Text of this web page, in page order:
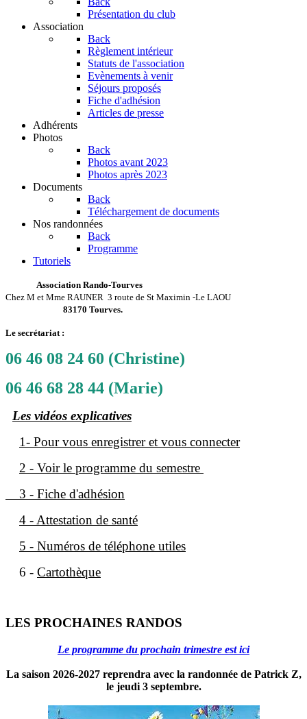
Présentation du club
Association
Back
Règlement intérieur
Statuts de l'association
Evènements à venir
Séjours proposés
Fiche d'adhésion
Articles de presse
Adhérents
Photos
Back
Photos avant 2023
Photos après 2023
Documents
Back
Téléchargement de documents
Nos randonnées
Back
Programme
Tutoriels
Association Rando-Tourves
Chez M et Mme RAUNER 3 route de St Maximin -Le LAOU
83170 Tourves.
Le secrétariat :
06 46 08 24 60 (Christine)
06 46 68 28 44 (Marie)
Les vidéos explicatives
1- Pour vous enregistrer et vous connecter
2 - Voir le programme du semestre
3 - Fiche d'adhésion
4 - Attestation de santé
5 - Numéros de téléphone utiles
6 - Cartothèque
LES PROCHAINES RANDOS
Le programme du prochain trimestre est ici
La saison 2026-2027 reprendra avec la randonnée de Patrick Z,
le jeudi 3 septembre.